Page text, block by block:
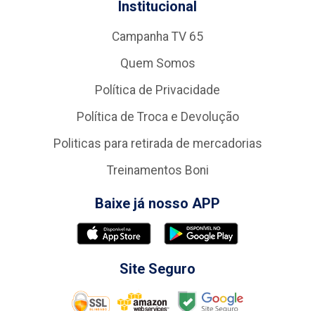
Institucional
Campanha TV 65
Quem Somos
Política de Privacidade
Política de Troca e Devolução
Politicas para retirada de mercadorias
Treinamentos Boni
Baixe já nosso APP
Site Seguro